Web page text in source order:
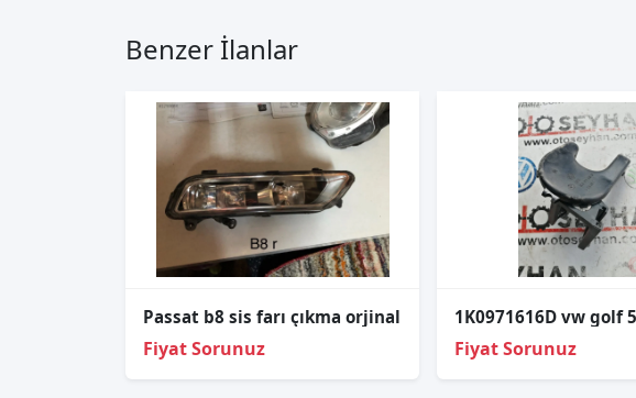
Benzer İlanlar
Passat b8 sis farı çıkma orjinal
Fiyat Sorunuz Fiyat Sorunuz